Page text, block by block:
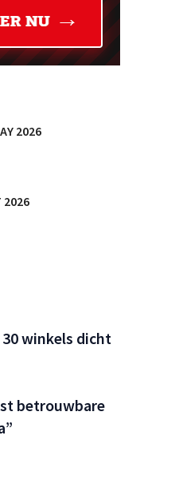
2026
2026
winkels dicht
betrouwbare